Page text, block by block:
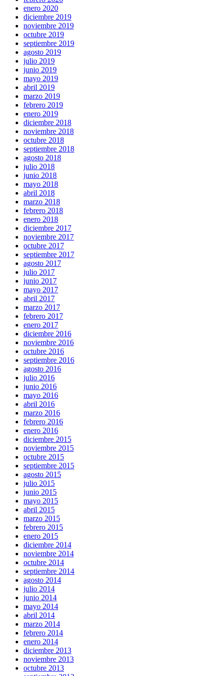
enero 2020
diciembre 2019
noviembre 2019
octubre 2019
septiembre 2019
agosto 2019
julio 2019
junio 2019
mayo 2019
abril 2019
marzo 2019
febrero 2019
enero 2019
diciembre 2018
noviembre 2018
octubre 2018
septiembre 2018
agosto 2018
julio 2018
junio 2018
mayo 2018
abril 2018
marzo 2018
febrero 2018
enero 2018
diciembre 2017
noviembre 2017
octubre 2017
septiembre 2017
agosto 2017
julio 2017
junio 2017
mayo 2017
abril 2017
marzo 2017
febrero 2017
enero 2017
diciembre 2016
noviembre 2016
octubre 2016
septiembre 2016
agosto 2016
julio 2016
junio 2016
mayo 2016
abril 2016
marzo 2016
febrero 2016
enero 2016
diciembre 2015
noviembre 2015
octubre 2015
septiembre 2015
agosto 2015
julio 2015
junio 2015
mayo 2015
abril 2015
marzo 2015
febrero 2015
enero 2015
diciembre 2014
noviembre 2014
octubre 2014
septiembre 2014
agosto 2014
julio 2014
junio 2014
mayo 2014
abril 2014
marzo 2014
febrero 2014
enero 2014
diciembre 2013
noviembre 2013
octubre 2013